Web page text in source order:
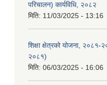
परिचालन) कार्यविधि, २०८२
मिति: 11/03/2025 - 13:16
शिक्षा क्षेत्रको योजना, २०८१-
२०८१)
मिति: 06/03/2025 - 16:06